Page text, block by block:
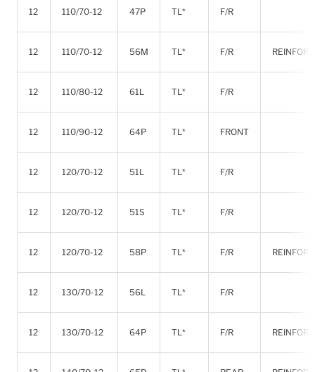
12 110/70-12 47P TL* F/R
12 110/70-12 56M TL* F/R
12 110/80-12 61L TL* F/R
12 110/90-12 64P TL* FRONT
12 120/70-12 51L TL* F/R
12 120/70-12 51S TL* F/R
12 120/70-12 58P TL* F/R
12 130/70-12 56L TL* F/R
12 130/70-12 64P TL* F/R